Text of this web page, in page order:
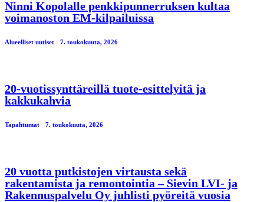
Ninni Kopolalle penkkipunnerruksen kultaa
voimanoston EM-kilpailuissa
Alueelliset uutiset 7. toukokuuta, 2026
20-vuotissynttäreillä tuote-esittelyitä ja
kakkukahvia
Tapahtumat 7. toukokuuta, 2026
20 vuotta putkistojen virtausta sekä
rakentamista ja remontointia – Sievin LVI- ja
Rakennuspalvelu Oy juhlisti pyöreitä vuosia